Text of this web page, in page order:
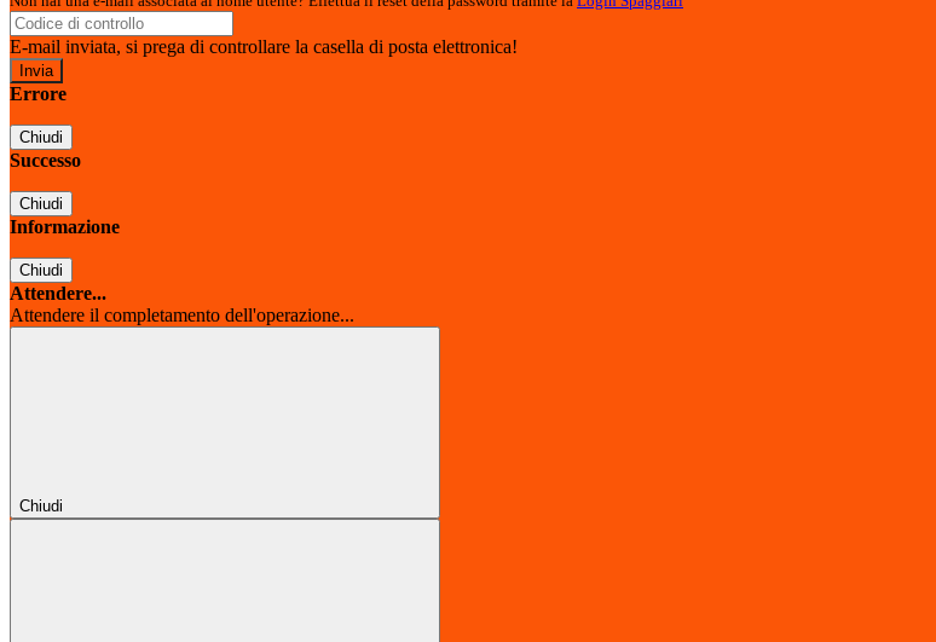
E-mail inviata, si prega di controllare la casella di posta elettronica!
Errore
Chiudi
Successo
Chiudi
Informazione
Chiudi
Attendere...
Attendere il completamento dell'operazione...
Chiudi